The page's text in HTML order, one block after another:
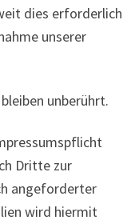
dies erforderlich
unserer
unberührt.
Dritte zur
angeforderter
wird hiermit